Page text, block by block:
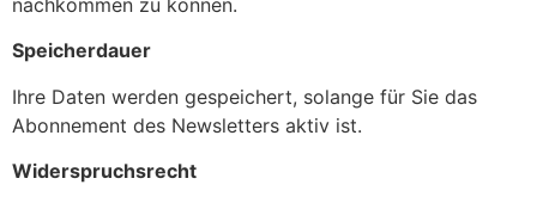
Speicherdauer
Ihre Daten werden gespeichert, solange für Sie das
Abonnement des Newsletters aktiv ist.
Widerspruchsrecht